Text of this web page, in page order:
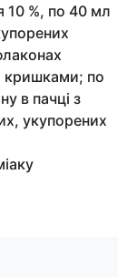
10 %, по 40 мл
кришками; по
в пачці з
укупорених